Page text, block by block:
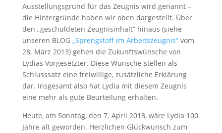
Ausstellungsgrund für das Zeugnis wird genannt –
die Hintergründe haben wir oben dargestellt. Über
den „geschuldeten Zeugnisinhalt“ hinaus (siehe
unseren BLOG „Sprengstoff im Arbeitszeugnis“ vom
28. März 2013) gehen die Zukunftswünsche von
Lydias Vorgesetzter. Diese Wünsche stellen als
Schlusssatz eine freiwillige, zusätzliche Erklärung
dar. Insgesamt also hat Lydia mit diesem Zeugnis
eine mehr als gute Beurteilung erhalten.
Heute, am Sonntag, den 7. April 2013, wäre Lydia 100
Jahre alt geworden. Herzlichen Glückwunsch zum